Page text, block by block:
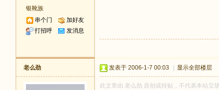
银靴族
串个门
加好友
打招呼
发消息
老么劲 发表于 2006-1-7 00:03 显示全部楼层
此文章由 老么劲 原创或转贴，不代表本站立